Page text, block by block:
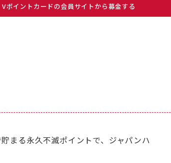
Vポイントカードの会員サイトから募金する
まる永久不滅ポイントで、ジャパンハ